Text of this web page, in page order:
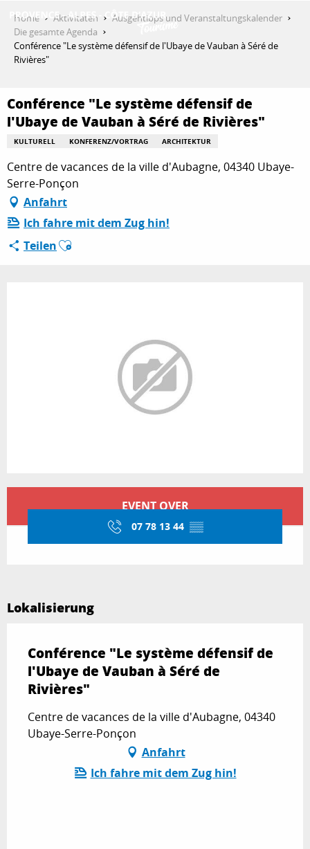
contenu
principal
ENTDECKEN
AKTIVITÄTEN
AUFENTHALT
ESPACE PRO
Home Aktivitäten
Ausgehtipps und Veranstaltungskalender
Die gesamte Agenda
Conférence "Le système défensif de l'Ubaye de Vauban à Séré de
Rivières"
Conférence "Le système défensif de
l'Ubaye de Vauban à Séré de Rivières"
KULTURELL KONFERENZ/VORTRAG ARCHITEKTUR
Centre de vacances de la ville d'Aubagne, 04340 Ubaye-
Serre-Ponçon
Anfahrt
Ich fahre mit dem Zug hin!
TeilenAjouter aux favoris
EVENT OVER
07 78 13 44 ▒▒
Lokalisierung
Conférence "Le système défensif de
l'Ubaye de Vauban à Séré de
Rivières"
Centre de vacances de la ville d'Aubagne, 04340
Ubaye-Serre-Ponçon
Anfahrt
Ich fahre mit dem Zug hin!